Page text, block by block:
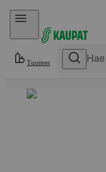
Hyppää sisältöön
Tuotteet